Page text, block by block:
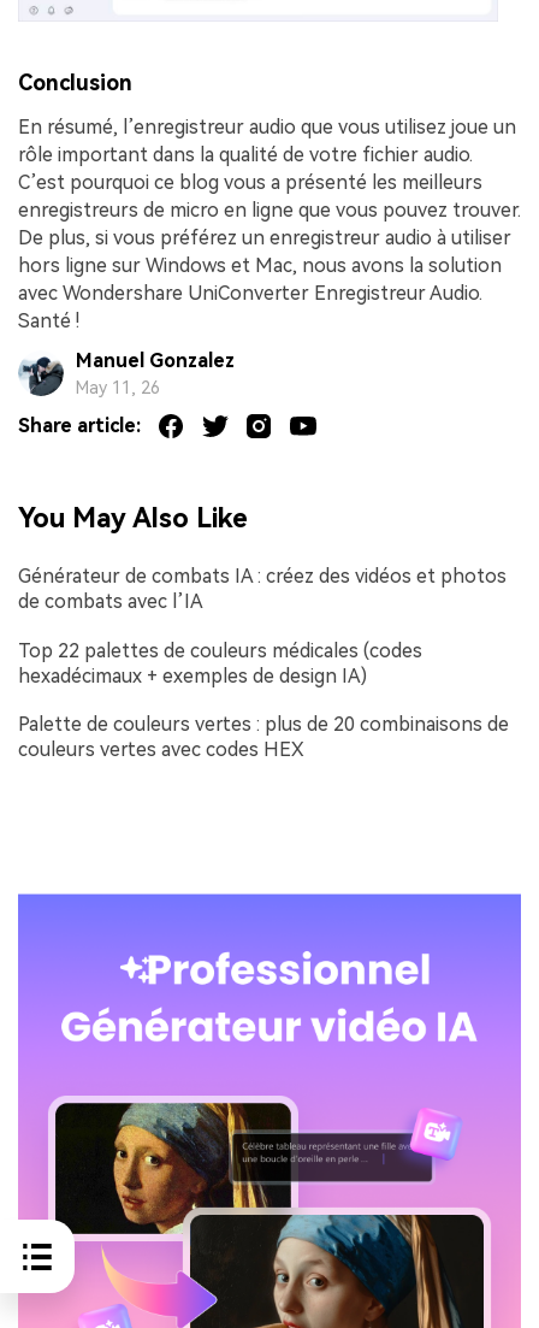
Conclusion
En résumé, l’enregistreur audio que vous utilisez joue un
rôle important dans la qualité de votre fichier audio.
C’est pourquoi ce blog vous a présenté les meilleurs
enregistreurs de micro en ligne que vous pouvez trouver.
De plus, si vous préférez un enregistreur audio à utiliser
hors ligne sur Windows et Mac, nous avons la solution
avec Wondershare UniConverter Enregistreur Audio.
Santé !
Manuel Gonzalez
May 11, 26
Share article:
You May Also Like
Générateur de combats IA : créez des vidéos et photos
de combats avec l’IA
Top 22 palettes de couleurs médicales (codes
hexadécimaux + exemples de design IA)
Palette de couleurs vertes : plus de 20 combinaisons de
couleurs vertes avec codes HEX